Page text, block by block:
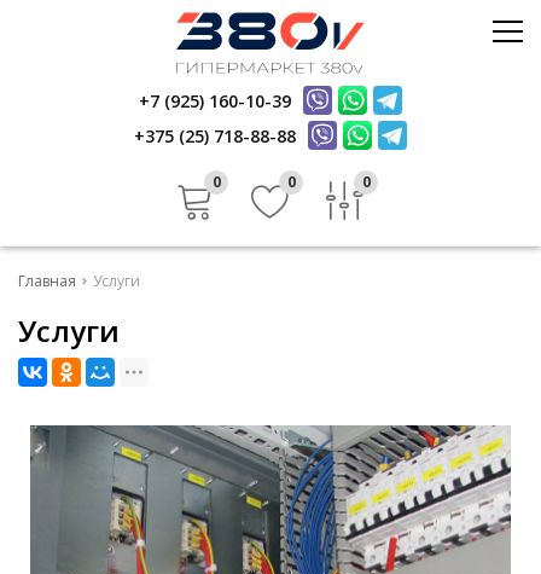
Электрика
Стройматериалы
Керамика
Услуги
+7 (925) 160-10-39
+375 (25) 718-88-88
0 0 0
Главная Услуги
Услуги
Стройматериалы
Керамика
Услуги
Инфо
Отзывы
Контакты